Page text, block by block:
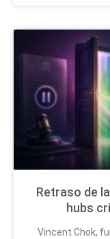
Retraso de
hubs
Vincent Chok,